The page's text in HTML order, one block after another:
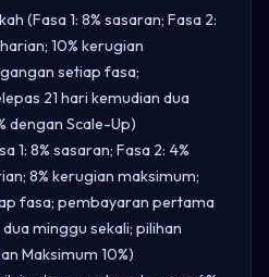
(Fasa 1: 8% sasaran; Fasa 2:
10% kerugian
setiap fasa;
21 hari kemudian dua
dengan Scale-Up)
1: 8% sasaran; Fasa 2: 4%
8% kerugian maksimum;
fasa; pembayaran pertama
minggu sekali; pilihan
Maksimum 10%)